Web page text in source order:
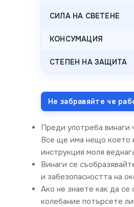
СИЛА НА СВЕТЕНЕ
КОНСУМАЦИЯ
СТЕПЕН НА ЗАЩИТА
Не забравяйте че
Преди употреба
Все ще има нещо което
инструкция моля
Винаги се
и забезопасността на
Ако не знаете как да
колебание потърсете